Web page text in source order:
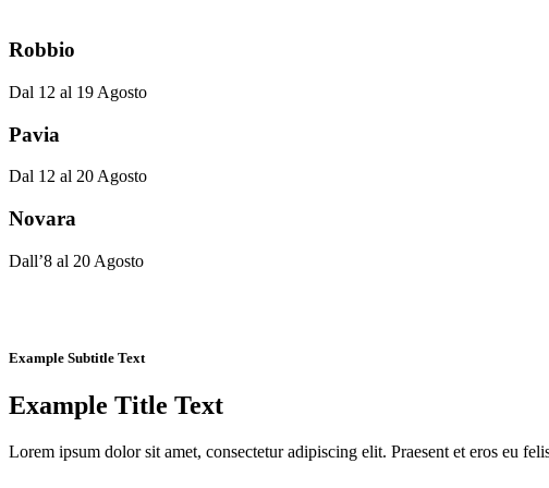
Robbio
Dal 12 al 19 Agosto
Pavia
Dal 12 al 20 Agosto
Novara
Dall’8 al 20 Agosto
Example Subtitle Text
Example Title Text
Lorem ipsum dolor sit amet, consectetur adipiscing elit. Praesent et eros eu